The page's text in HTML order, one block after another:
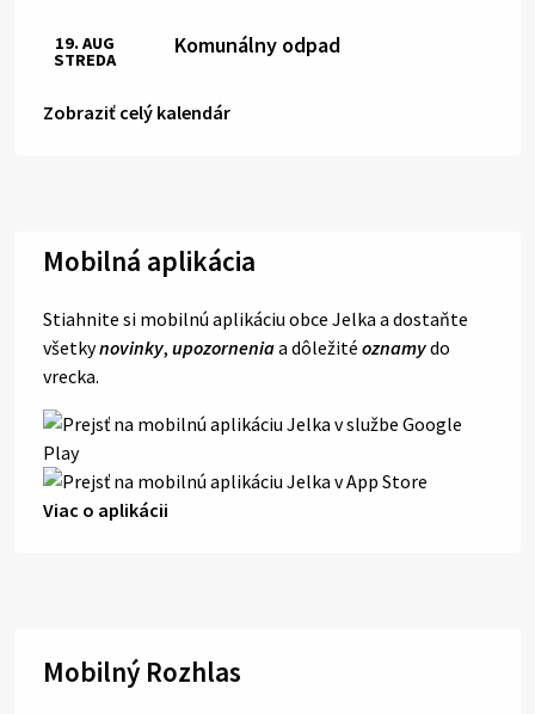
Komunálny odpad
19. AUG
STREDA
Zobraziť celý kalendár
Mobilná aplikácia
Stiahnite si mobilnú aplikáciu obce Jelka a dostaňte
všetkynovinky, upozorneniaa dôležité oznamydo
vrecka.
Viac o aplikácii
Mobilný Rozhlas